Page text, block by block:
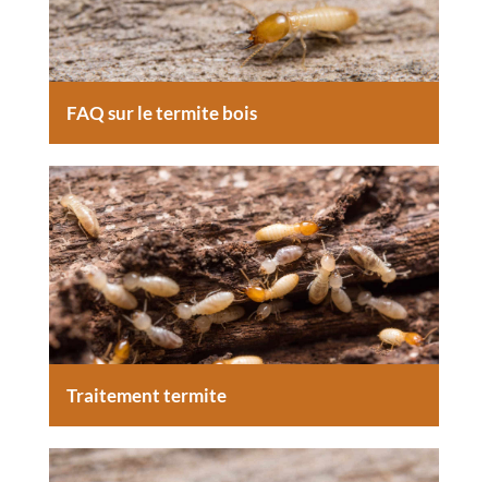
FAQ sur le termite bois
Traitement termite